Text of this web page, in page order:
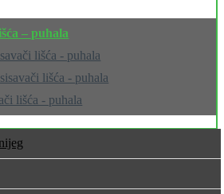
– puhala
lišća - puhala
lišća - puhala
lišća - puhala